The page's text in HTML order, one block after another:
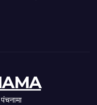
पंचनामा